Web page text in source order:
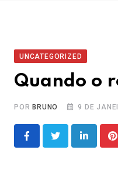
UNCATEGORIZED
Quando o
POR BRUNO 9 DE
LinkedIn